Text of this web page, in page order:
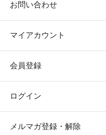
お問い合わせ
マイアカウント
会員登録
ログイン
メルマガ登録・解除